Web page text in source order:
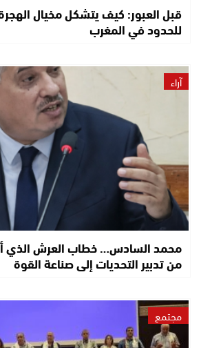
قبل العبور: كيف يتشكل مخيال الهجرة
للحدود في المغرب
آراء
محمد السادس… خطاب العرش الذي
من تدبير التحديات إلى صناعة القوة
مجتمع